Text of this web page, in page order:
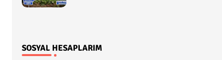
SOSYAL HESAPLARIM